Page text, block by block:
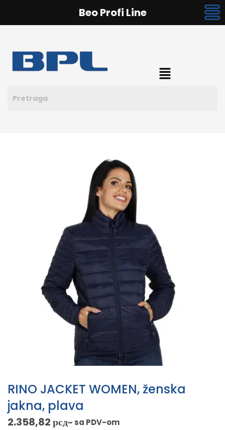
RINO JACKET WOMEN, ženska
jakna, plava
2.358,82рсд~ sa PDV-om
Beo Profi Line